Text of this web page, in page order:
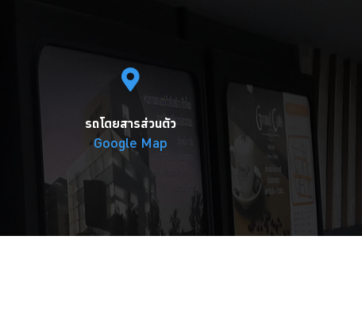
รถโดยสารส่วนตัว
Google Map